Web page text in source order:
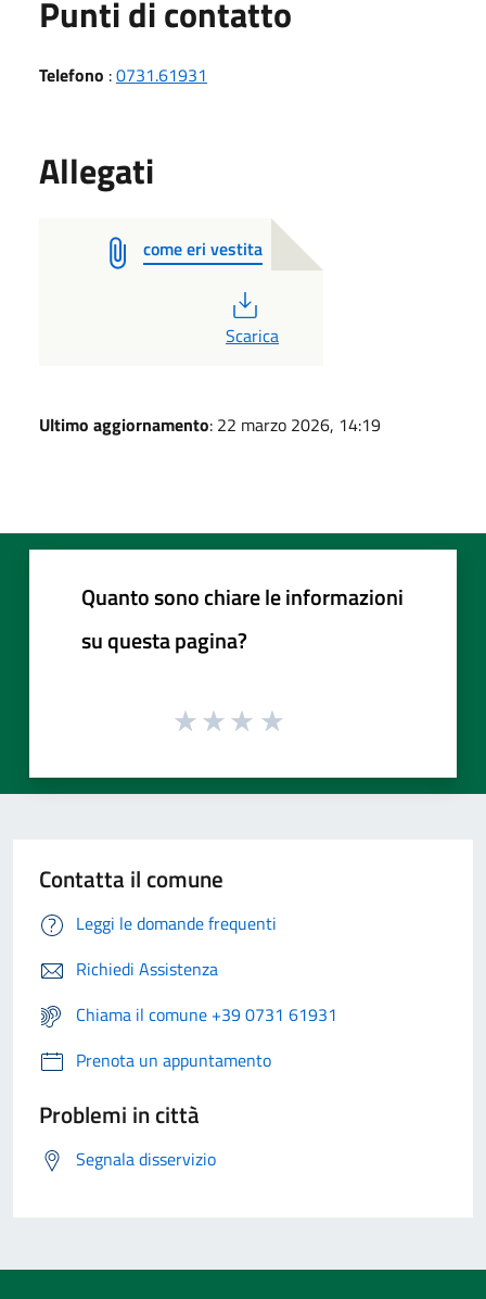
Punti di contatto
Telefono :0731.61931
Allegati
come eri vestita
PDF
Scarica
Ultimo aggiornamento: 22 marzo 2026, 14:19
Quanto sono chiare le informazioni
su questa pagina?
Contatta il comune
Leggi le domande frequenti
Richiedi Assistenza
Chiama il comune +39 0731 61931
Prenota un appuntamento
Problemi in città
Segnala disservizio